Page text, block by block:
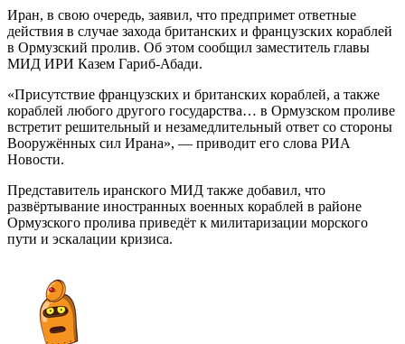
Иран, в свою очередь, заявил, что предпримет ответные
действия в случае захода британских и французских кораблей
в Ормузский пролив. Об этом сообщил заместитель главы
МИД ИРИ Казем Гариб-Абади.
«Присутствие французских и британских кораблей, а также
кораблей любого другого государства… в Ормузском проливе
встретит решительный и незамедлительный ответ со стороны
Вооружённых сил Ирана», — приводит его слова РИА
Новости.
Представитель иранского МИД также добавил, что
развёртывание иностранных военных кораблей в районе
Ормузского пролива приведёт к милитаризации морского
пути и эскалации кризиса.